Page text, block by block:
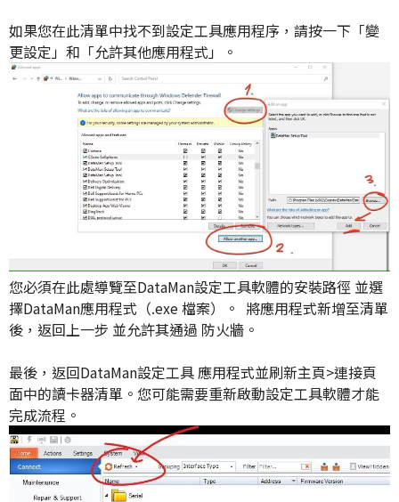
如果您在此清單中找不到設定工具應用程序 ， 請按一下「變
更設定」和「允許其他應用程式」。
您必須在此處導覽至DataMan設定工具軟體的安裝路徑 並選
擇DataMan應用程式（.exe 檔案）。 將應用程式新增至清單
後，返回上一步 並允許其通過 防火牆。
最後，返回DataMan設定工具應用程式並刷新主頁>連接頁
面中的讀卡器清單 。您可能需要重新啟動設定工具軟體才能
完成流程。